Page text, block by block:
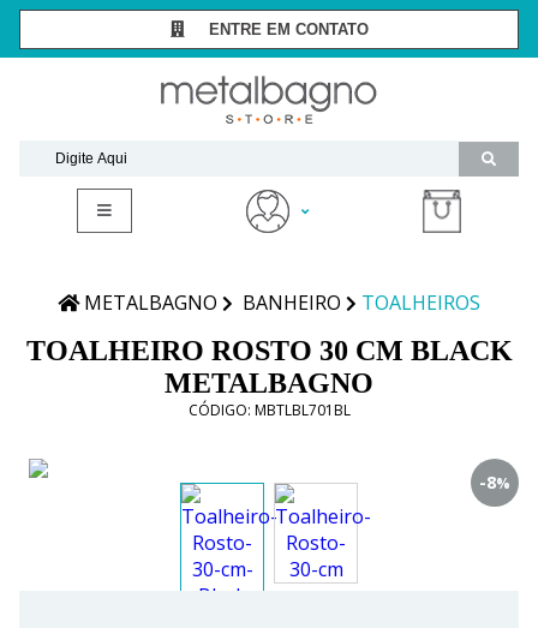
ENTRE EM CONTATO
SÃO PAULO - (11) 3081-7006
RIO DE JANEIRO -
(21) 2294-8091
(11) 99467-1909
METALBAGNO BANHEIRO TOALHEIROS
TOALHEIRO ROSTO 30 CM BLACK
METALBAGNO
CÓDIGO: MBTLBL701BL
-8%